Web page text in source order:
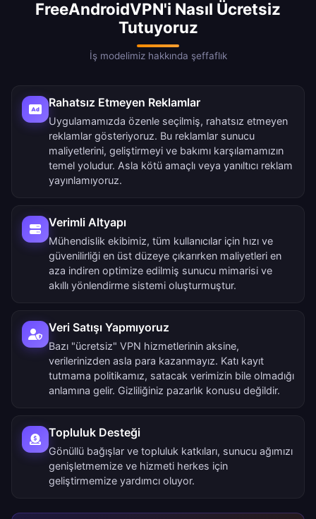
FreeAndroidVPN'i Nasıl Ücretsiz
Tutuyoruz
İş modelimiz hakkında şeffaflık
Rahatsız Etmeyen Reklamlar
Uygulamamızda özenle seçilmiş, rahatsız etmeyen
reklamlar gösteriyoruz. Bu reklamlar sunucu
maliyetlerini, geliştirmeyi ve bakımı karşılamamızın
temel yoludur. Asla kötü amaçlı veya yanıltıcı reklam
yayınlamıyoruz.
Verimli Altyapı
Mühendislik ekibimiz, tüm kullanıcılar için hızı ve
güvenilirliği en üst düzeye çıkarırken maliyetleri en
aza indiren optimize edilmiş sunucu mimarisi ve
akıllı yönlendirme sistemi oluşturmuştur.
Veri Satışı Yapmıyoruz
Bazı "ücretsiz" VPN hizmetlerinin aksine,
verilerinizden asla para kazanmayız. Katı kayıt
tutmama politikamız, satacak verimizin bile olmadığı
anlamına gelir. Gizliliğiniz pazarlık konusu değildir.
Topluluk Desteği
Gönüllü bağışlar ve topluluk katkıları, sunucu ağımızı
genişletmemize ve hizmeti herkes için
geliştirmemize yardımcı oluyor.